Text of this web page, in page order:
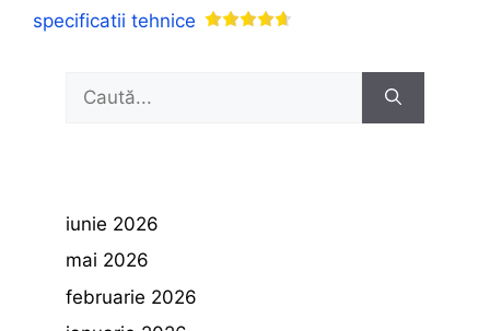
specificatii tehnice
după:
iunie 2026
mai 2026
februarie 2026